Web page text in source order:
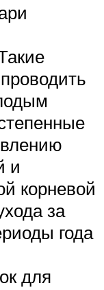
и
корневой
за
года
для